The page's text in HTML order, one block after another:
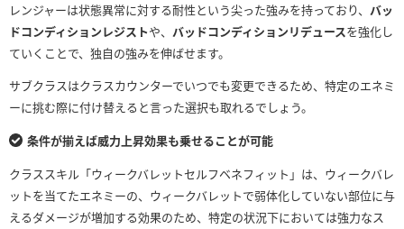
レンジャーは状態異常に対する耐性という尖った強みを持っており、 バッ
ドコンディションレジストや、 バッドコンディションリデュースを強化し
ていくことで、独自の強みを伸ばせます。
サブクラスはクラスカウンターでいつでも変更できるため、特定のエネミ
ーに挑む際に付け替えると言った選択も取れるでしょう。
条件が揃えば威力上昇効果も乗せることが可能
クラススキル「ウィークバレットセルフベネフィット」は、ウィークバレ
ットを当てたエネミーの、ウィークバレットで弱体化していない部位に与
えるダメージが増加する効果のため、特定の状況下においては強力なス